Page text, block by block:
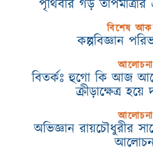
পৃথিবীর গড়
বিশেষ
কল্পবিজ্ঞান
আলোচনা
বিতর্কঃ হুগো কি আজ
ক্রীড়াক্ষেত্র হয়ে
আলোচনা
অভিজ্ঞান রায়চৌধুরীর